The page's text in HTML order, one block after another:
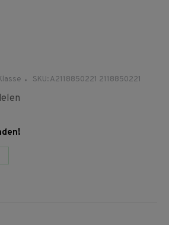
SKU:A2118850221 2118850221